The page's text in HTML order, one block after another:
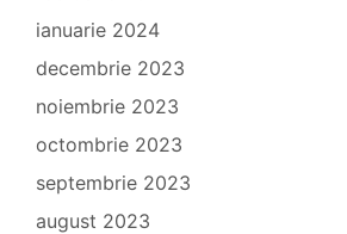
ianuarie 2024
decembrie 2023
noiembrie 2023
octombrie 2023
septembrie 2023
august 2023